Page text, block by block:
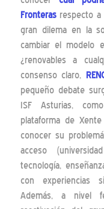
Fronterasrespecto a
gran dilema en la
cambiar el modelo
¿renovables a
consenso claro,
pequeño debate
ISF Asturias,
plataforma de
conocer su
acceso
tecnología,
con experiencias
Además, a nivel